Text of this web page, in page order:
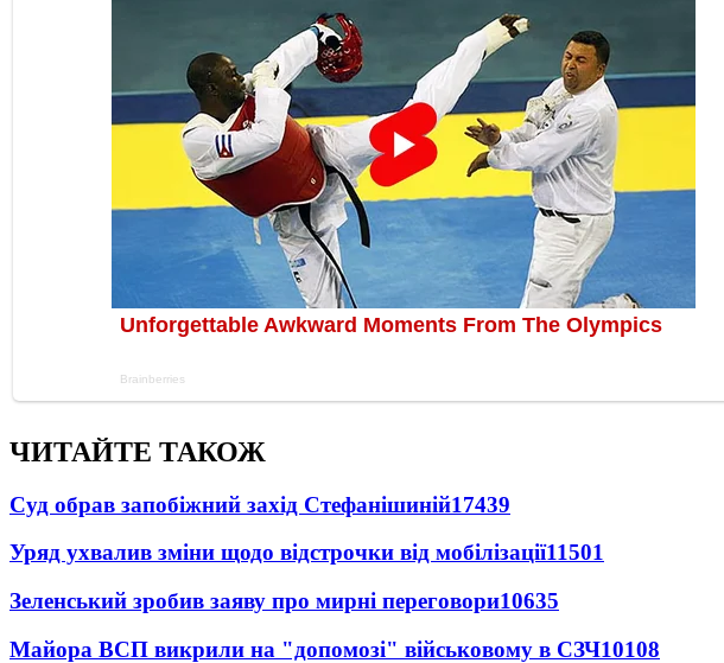
ЧИТАЙТЕ ТАКОЖ
Суд обрав запобіжний захід Стефанішиній17439
Уряд ухвалив зміни щодо відстрочки від мобілізації11501
Зеленський зробив заяву про мирні переговори10635
Майора ВСП викрили на "допомозі" військовому в СЗЧ10108